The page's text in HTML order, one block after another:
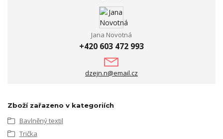
Jana Novotná
+420 603 472 993
dzejn.n@email.cz
Zboží zařazeno v kategoriích
Bavlněný textil
Trička